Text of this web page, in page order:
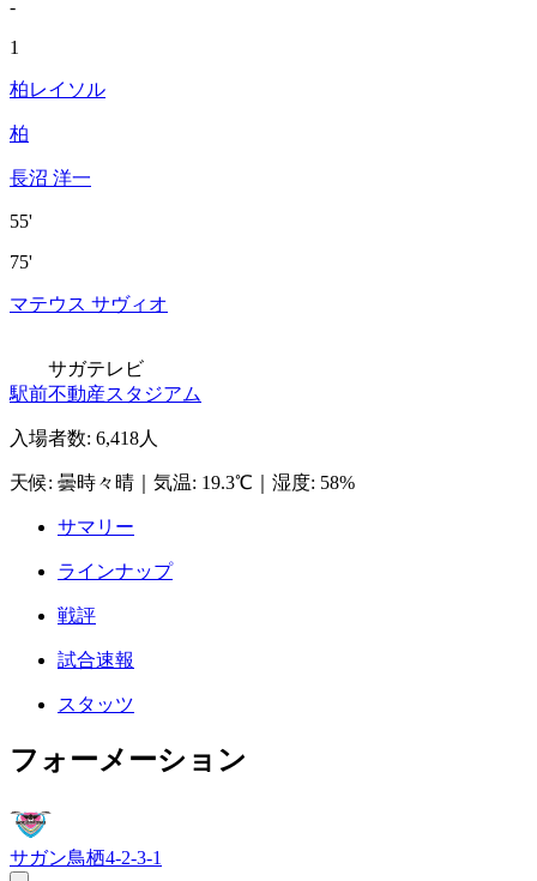
-
1
柏レイソル
柏
長沼 洋一
55'
75'
マテウス サヴィオ
サガテレビ
駅前不動産スタジアム
入場者数: 6,418人
天候: 曇時々晴 気温: 19.3℃ 湿度: 58%
サマリー
ラインナップ
戦評
試合速報
スタッツ
フォーメーション
サガン鳥栖4-2-3-1